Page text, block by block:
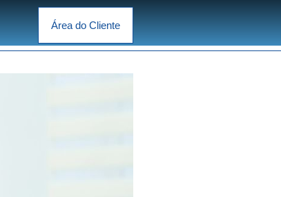
Área do Cliente